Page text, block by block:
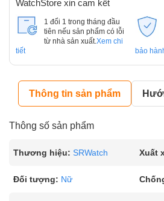
WatchStore xin cam kết
1 đổi 1 trong tháng đầu
tiên nếu sản phẩm có lỗi
từ nhà sản xuất. Xem chi
tiết
bảo
Thông tin sản phẩm
Thông số sản phẩm
Thương hiệu: SRWatch Xuất
Đối tượng: Nữ